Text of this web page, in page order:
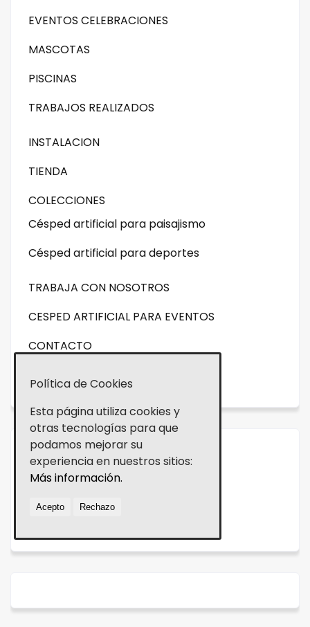
EVENTOS CELEBRACIONES
MASCOTAS
PISCINAS
TRABAJOS REALIZADOS
INSTALACION
TIENDA
COLECCIONES
Césped artificial para paisajismo
Césped artificial para deportes
TRABAJA CON NOSOTROS
CESPED ARTIFICIAL PARA EVENTOS
CONTACTO
NOVEDADES
Aviso legal
Política de Cookies
Esta página utiliza cookies y
otras tecnologías para que
podamos mejorar su
experiencia en nuestros sitios:
Más información.
Acepto Rechazo